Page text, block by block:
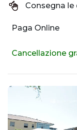
Consegna le
Paga Online
Cancellazione